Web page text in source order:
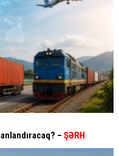
– ŞƏRH